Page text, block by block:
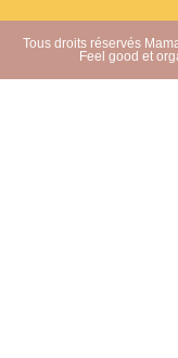
Tous droits réservés
Feel good et